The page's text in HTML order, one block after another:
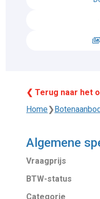
❮ Terug naar het
Home❯ Botenaanbod
Algemene
Vraagprijs
BTW-status
Categorie